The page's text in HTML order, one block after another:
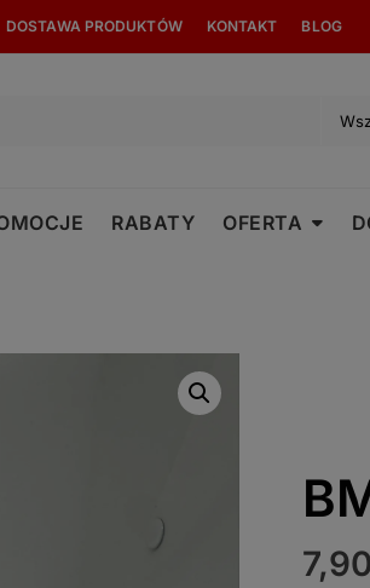
DOSTAWA PRODUKTÓW KONTAKT BLOG
RABATY OFERTA
7,90